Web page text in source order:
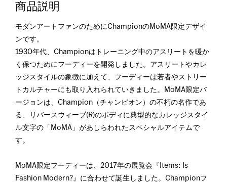
商品説明
モダンアートファンのためにChampionのMoMA限定デザイ
ンです。
1930年代、Championはトレーニング中のアスリートを暖か
く保つためにフーディーを開発しました。アスリートやカレ
ッジスタイルの象徴に加えて、フーディーは若者やストリー
トカルチャーにも取り入れられていきました。MoMA限定バ
ージョンは、Champion（チャンピオン）の不朽の名作であ
る、リバースウィーブ(R)のボディに典型的なカレッジスタイ
ル文字の「MoMA」があしらわれたスペシャルアイテムで
す。
MoMA限定フーディーは、2017年の展覧会『Items: Is
Fashion Modern?』に合わせて誕生しました。Championフ